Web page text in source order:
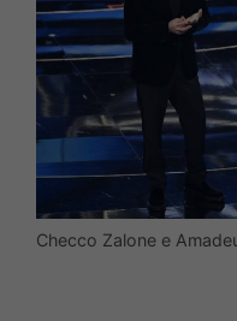
Checco Zalone e